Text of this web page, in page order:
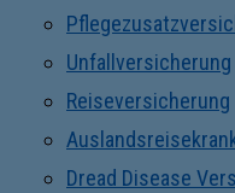
Unfallversicherung
Reiseversicherung
Dread Disease